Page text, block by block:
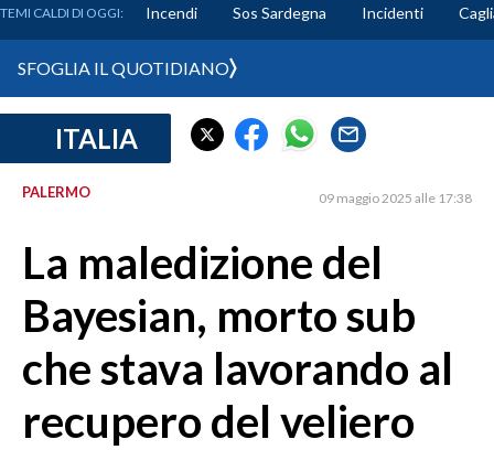
CRONACA SARDEGNA
MEDIO CAMPIDANO
ORISTANO E PROVINCIA
SASSARI E PROVINCIA
GALLURA
OGLIASTRA
TEMI CALDI DI OGGI: Incendi Sos Sardegna Incidenti
SFOGLIA IL QUOTIDIANO
ITALIA
PALERMO 09 maggio 2025 alle 17:38
La maledizione del
Bayesian, morto sub
che stava lavorando al
recupero del veliero